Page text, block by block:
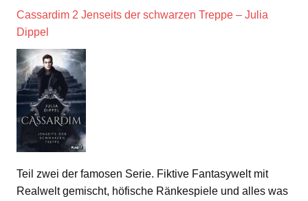
Cassardim 2 Jenseits der schwarzen Treppe – Julia
Dippel
Teil zwei der famosen Serie. Fiktive Fantasywelt mit
Realwelt gemischt, höfische Ränkespiele und alles was